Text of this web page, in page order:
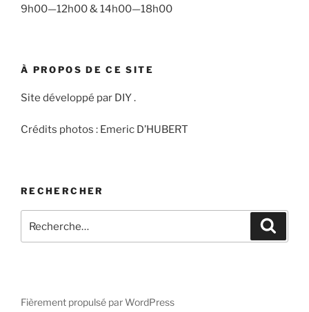
9h00—12h00 & 14h00—18h00
À PROPOS DE CE SITE
Site développé par DIY .
Crédits photos : Emeric D’HUBERT
RECHERCHER
pour
Fièrement propulsé par WordPress